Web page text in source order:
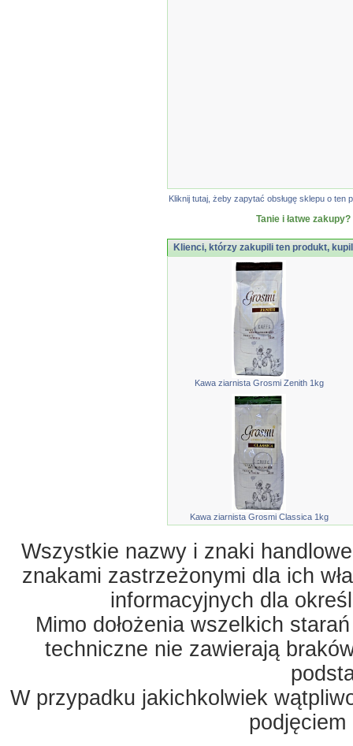
Kliknij tutaj, żeby zapytać obsługę sklepu o
Tanie i łatwe
Klienci, którzy zakupili ten produkt,
Kawa ziarnista Grosmi Zenith 1kg
Kawa ziarnista Grosmi Classica 1kg
Wszystkie nazwy i znaki
znakami zastrzeżonymi dla ich
informacyjnych dla
Mimo dołożenia wszelkich
techniczne nie zawierają
W przypadku jakichkolwiek